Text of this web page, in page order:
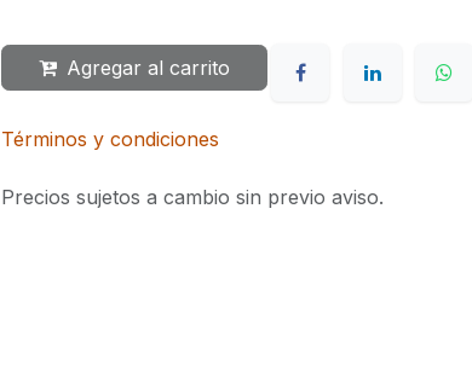
Agregar al carrito
Términos y condiciones
Precios sujetos a cambio sin previo aviso.